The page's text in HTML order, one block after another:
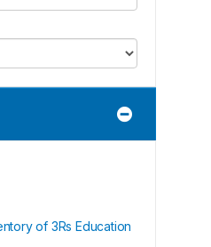
of 3Rs Education